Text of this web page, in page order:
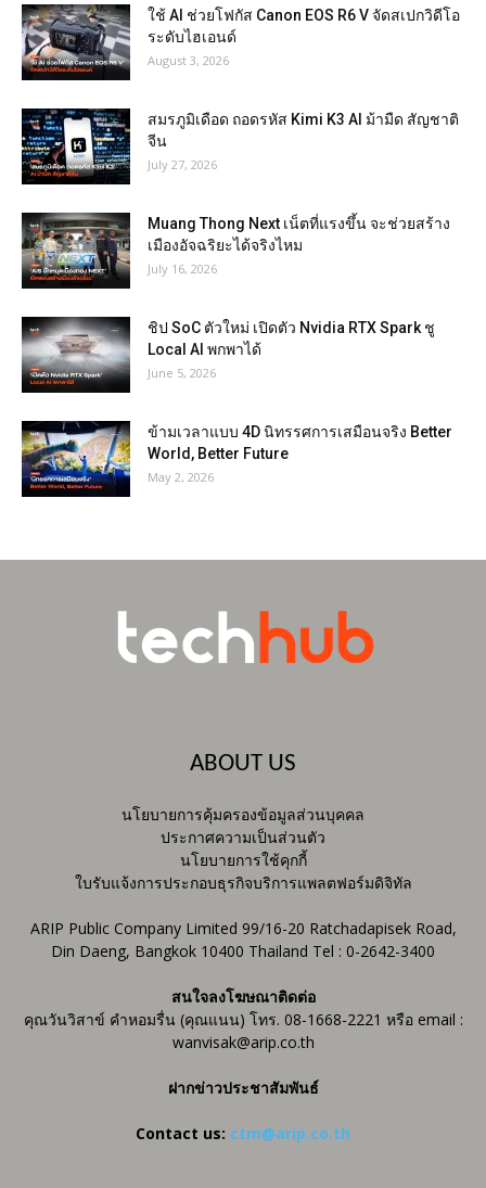
ใช้ AI ช่วยโฟกัส Canon EOS R6 V จัดสเปกวิดีโอ
ระดับไฮเอนด์
August 3, 2026
สมรภูมิเดือด ถอดรหัส Kimi K3 AI ม้ามืด สัญชาติ
จีน
July 27, 2026
Muang Thong Next เน็ตที่แรงขึ้น จะช่วยสร้าง
เมืองอัจฉริยะได้จริงไหม
July 16, 2026
ชิป SoC ตัวใหม่ เปิดตัว Nvidia RTX Spark ชู
Local AI พกพาได้
June 5, 2026
ข้ามเวลาแบบ 4D นิทรรศการเสมือนจริง Better
World, Better Future
May 2, 2026
ABOUT US
นโยบายการคุ้มครองข้อมูลส่วนบุคคล
ประกาศความเป็นส่วนตัว
นโยบายการใช้คุกกี้
ใบรับแจ้งการประกอบธุรกิจบริการแพลตฟอร์มดิจิทัล
ARIP Public Company Limited 99/16-20 Ratchadapisek Road,
Din Daeng, Bangkok 10400 Thailand Tel : 0-2642-3400
สนใจลงโฆษณาติดต่อ
คุณวันวิสาข์ คำหอมรื่น (คุณแนน) โทร. 08-1668-2221 หรือ email :
wanvisak@arip.co.th
ฝากข่าวประชาสัมพันธ์
Contact us: ctm@arip.co.th